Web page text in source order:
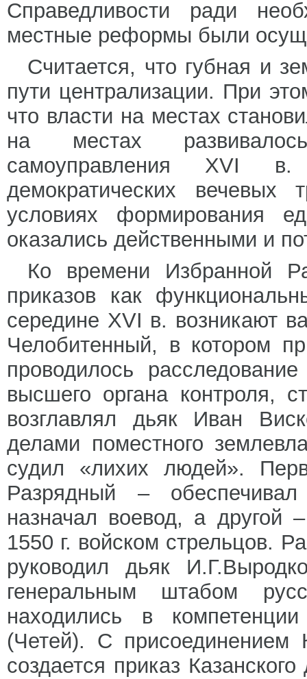
Справедливости ради
местные реформы были
Считается, что губная и
пути централизации. При
что власти на местах
на местах
самоуправления XVI в.
демократических
условиях формирования
оказались действенными и
Ко времени Избранной
приказов как
середине XVI в. возникают
Челобитенный, в котором
проводилось
высшего органа контроля,
возглавлял дьяк Иван
делами поместного
судил «лихих людей».
Разрядный –
назначал воевод, а другой
1550 г. войском стрельцов.
руководил дьяк
генеральным штабом
находились в
(Четей). С присоединением
создается приказ